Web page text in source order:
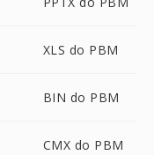
XLS do PBM
BIN do PBM
CMX do PBM